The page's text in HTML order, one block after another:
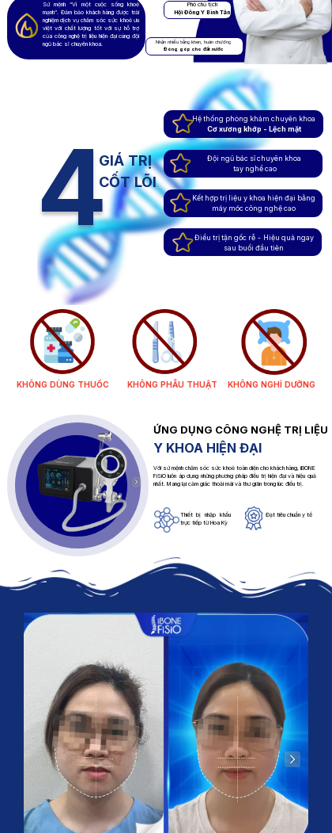
Sứ mệnh “Vì một cuộc sống khoẻ
mạnh”. Đảm bảo khách hàng được trải
nghiệm dịch vụ chăm sóc sức khoẻ ưu
việt với chất lượng tốt với sự hỗ trợ
của công nghệ trị liệu hiện đại cùng đội
ngũ bác sĩ chuyên khoa.
Nhận nhiều bằng khen, huân chương
Đóng góp cho đất nước
Phó chủ tịch
Hội Đông Y Bình Tân
4GIÁ TRỊ
CỐT LÕI
Hệ thống phòng khám chuyên khoa
Cơ xương khớp - Lệch mặt
Đội ngũ bác sĩ chuyên khoa
tay nghề cao
Kết hợp trị liệu y khoa hiện đại bằng
máy móc công nghệ cao
Điều trị tận gốc rễ - Hiệu quả ngay
sau buổi đầu tiên
KHÔNG DÙNG THUỐC KHÔNG PHẪU THUẬT KHÔNG NGHỈ DƯỠNG
Y KHOA HIỆN ĐẠI
ỨNG DỤNG CÔNG NGHỆ TRỊ LIỆU
Với sứ mệnh chăm sóc sức khoẻ toàn diện cho khách hàng, iBONE
FiSiO luôn áp dụng những phương pháp điều trị hiện đại và hiệu quả
nhất. Mang lại cảm giác thoải mái và thư giãn trong lúc điều trị.
Thiết bị nhập khẩu
trực tiếp từ Hoa Kỳ
Đạt tiêu chuẩn y tế